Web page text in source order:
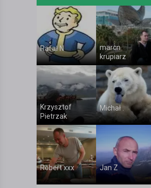
Rafał N
marcn
krupiarz
Krzysztof
Pietrzak
Michał .
Robert xxx Jan Z